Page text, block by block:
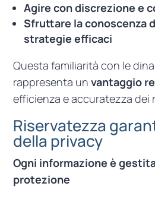
Agire con discrezione e
Sfruttare la conoscenza
strategie efficaci
Questa familiarità con le
rappresenta unvantaggio
efficienza e accuratezza dei
Riservatezza
della privacy
Ogni informazione è
protezione